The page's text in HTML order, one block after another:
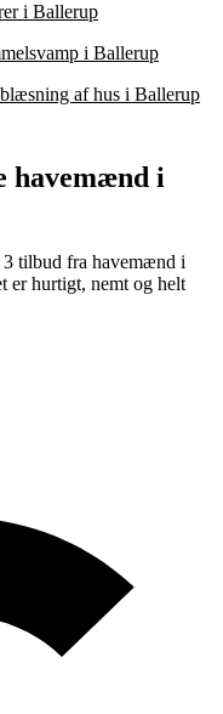
i Ballerup
i Ballerup
af hus i Ballerup
havemænd i
3 tilbud fra havemænd i
er hurtigt, nemt og helt